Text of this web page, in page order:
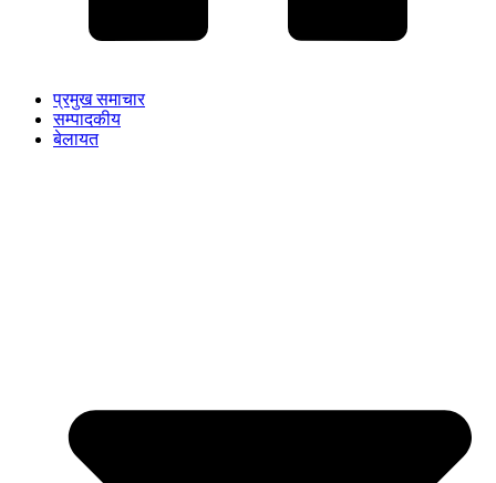
प्रमुख समाचार
सम्पादकीय
बेलायत